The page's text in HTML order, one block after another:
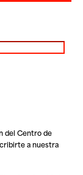
del Centro de
a nuestra